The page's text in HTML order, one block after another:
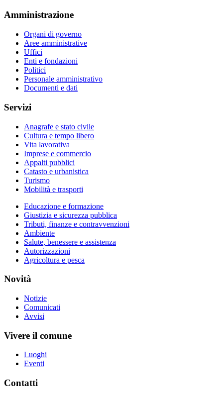
Amministrazione
Organi di governo
Aree amministrative
Uffici
Enti e fondazioni
Politici
Personale amministrativo
Documenti e dati
Servizi
Anagrafe e stato civile
Cultura e tempo libero
Vita lavorativa
Imprese e commercio
Appalti pubblici
Catasto e urbanistica
Turismo
Mobilità e trasporti
Educazione e formazione
Giustizia e sicurezza pubblica
Tributi, finanze e contravvenzioni
Ambiente
Salute, benessere e assistenza
Autorizzazioni
Agricoltura e pesca
Novità
Notizie
Comunicati
Avvisi
Vivere il comune
Luoghi
Eventi
Contatti